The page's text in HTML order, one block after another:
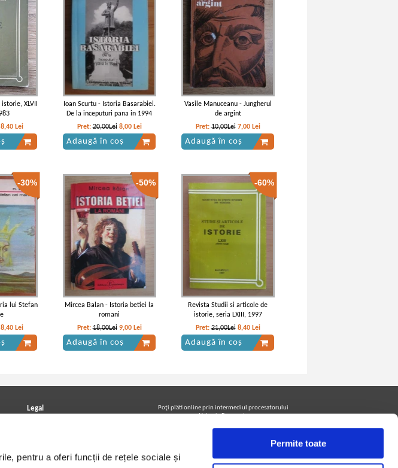
pentru a oferi funcții de rețele sociale și
Permite toate
XLVII
8,40 Lei
Ioan Scurtu - Istoria Basarabiei.
De la inceputuri pana in 1994
Pret:20,00Lei 8,00 Lei
Adaugă în coș
Vasile Manuceanu - Jungherul
de argint
Pret:10,00Lei 7,00 Lei
Adaugă în coș
-30%
lui Stefan
8,40 Lei
-50%
Mircea Balan - Istoria betiei la
romani
Pret:18,00Lei 9,00 Lei
Adaugă în coș
-60%
Revista Studii si articole de
istorie, seria LXIII, 1997
Pret:21,00Lei 8,40 Lei
Adaugă în coș
Legal
Termeni si conditii
Poţi plăti online prin intermediul procesatorului
Netopia Payments
Urmăreşte-ne pe facebook pentru a fi la curent cu
promoţiile PrintreCarti.ro